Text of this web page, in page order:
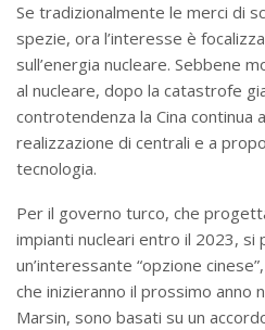
Se tradizionalmente le merci di
spezie, ora l’interesse è
sull’energia nucleare. Sebbene
al nucleare, dopo la catastrofe
controtendenza la Cina continua
realizzazione di centrali e a
tecnologia.
Per il governo turco, che
impianti nucleari entro il 2023, si
un’interessante “opzione
che inizieranno il prossimo anno
Marsin, sono basati su un